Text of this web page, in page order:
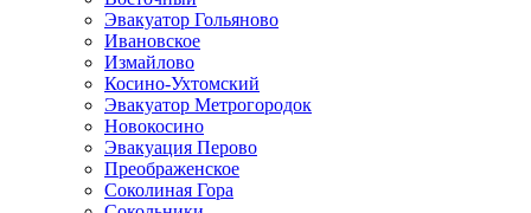
Эвакуатор Гольяново
Ивановское
Измайлово
Косино-Ухтомский
Эвакуатор Метрогородок
Новокосино
Эвакуация Перово
Преображенское
Соколиная Гора